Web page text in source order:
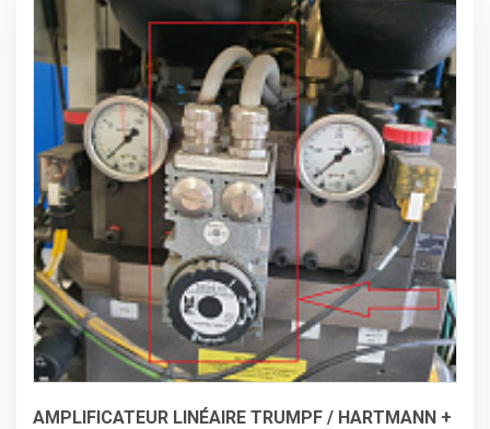
AMPLIFICATEUR LINÉAIRE TRUMPF / HARTMANN +